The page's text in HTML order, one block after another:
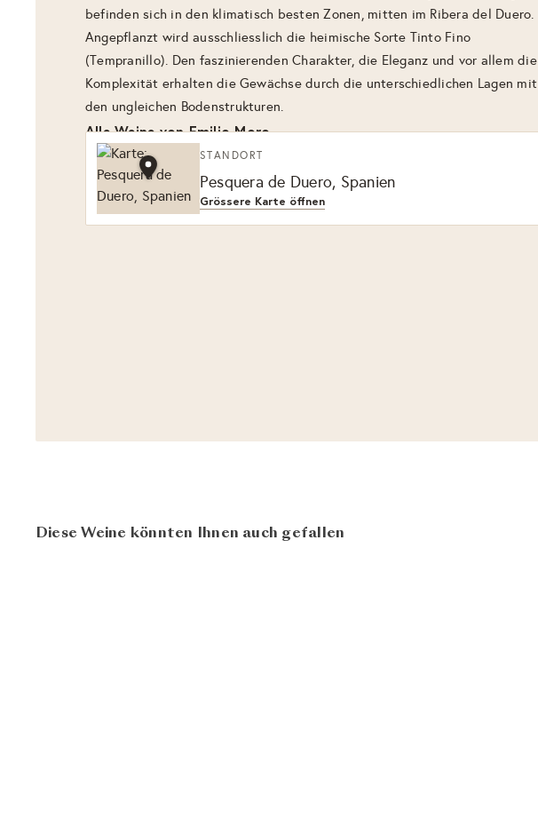
befinden sich in den klimatisch besten Zonen, mitten im Ribera del Duero.
Angepflanzt wird ausschliesslich die heimische Sorte Tinto Fino
(Tempranillo). Den faszinierenden Charakter, die Eleganz und vor allem die
Komplexität erhalten die Gewächse durch die unterschiedlichen Lagen mit
den ungleichen Bodenstrukturen.
Alle Weine von Emilio Moro
STANDORT
Pesquera de Duero, Spanien
Grössere Karte öffnen
Diese Weine könnten Ihnen auch gefallen